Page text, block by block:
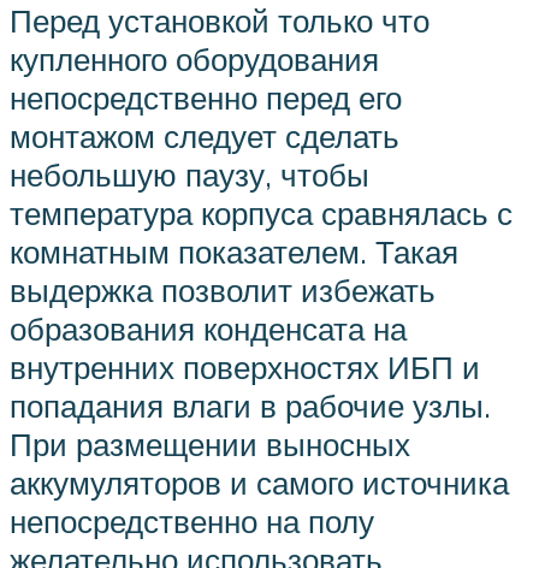
Перед установкой только что
купленного оборудования
непосредственно перед его
монтажом следует сделать
небольшую паузу, чтобы
температура корпуса сравнялась с
комнатным показателем. Такая
выдержка позволит избежать
образования конденсата на
внутренних поверхностях ИБП и
попадания влаги в рабочие узлы.
При размещении выносных
аккумуляторов и самого источника
непосредственно на полу
желательно использовать